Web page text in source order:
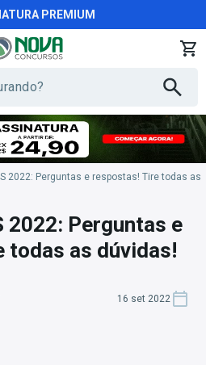
PREMIUM
2022: Perguntas e respostas! Tire todas as
2022: Perguntas e
todas as dúvidas!
16 set 2022